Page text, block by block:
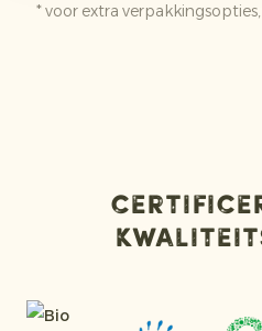
* voor extra verpakkingsopties,